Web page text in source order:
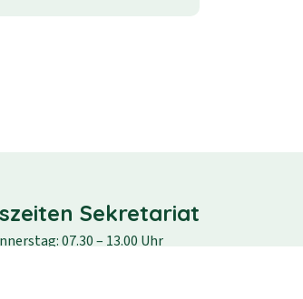
Sekretariat
07.30 – 13.00 Uhr